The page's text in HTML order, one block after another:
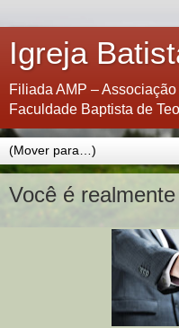
Igreja
Filiada AMP –
Faculdade Baptista de
Você é